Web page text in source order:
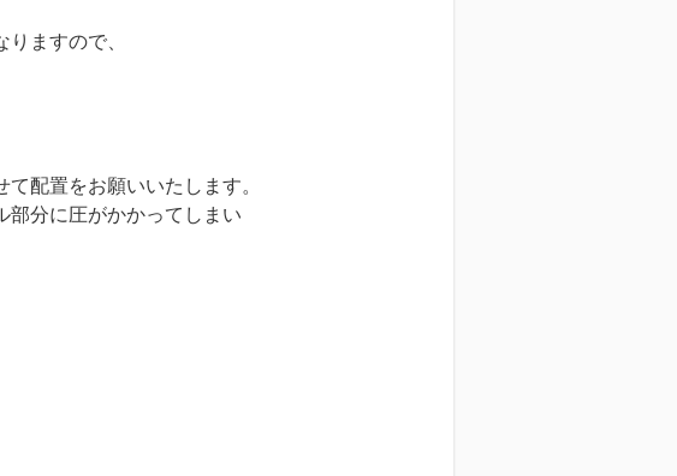
りますので、
配置をお願いいたします。
部分に圧がかかってしまい